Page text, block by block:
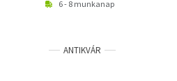
6 - 8 munkanap
ANTIKVÁR